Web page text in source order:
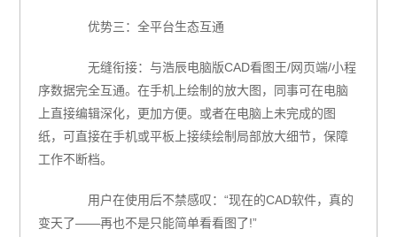
优势三：全平台生态互通
无缝衔接：与浩辰电脑版CAD看图王/网页端/小程
序数据完全互通。在手机上绘制的放大图，同事可在电脑
上直接编辑深化，更加方便。或者在电脑上未完成的图
纸，可直接在手机或平板上接续绘制局部放大细节，保障
工作不断档。
用户在使用后不禁感叹：“现在的CAD软件，真的
变天了——再也不是只能简单看看图了!”